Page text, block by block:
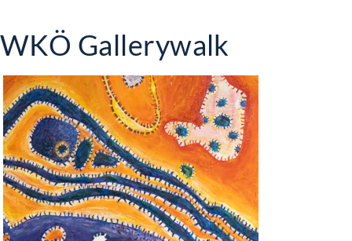
WKÖ Gallerywalk